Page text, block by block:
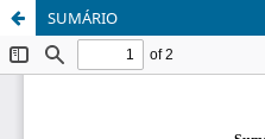
SUMÁRIO